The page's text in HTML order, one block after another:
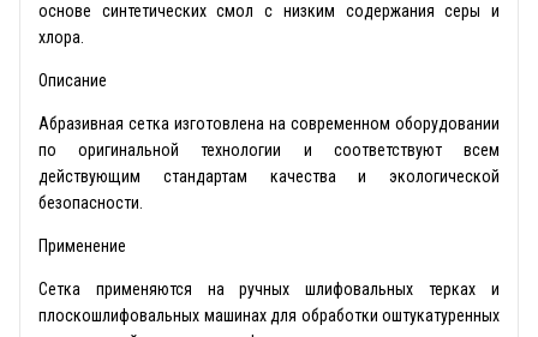
основе синтетических смол с низким содержания серы и
хлора.
Описание
Абразивная сетка изготовлена на современном оборудовании
по оригинальной технологии и соответствуют всем
действующим стандартам качества и экологической
безопасности.
Применение
Сетка применяются на ручных шлифовальных терках и
плоскошлифовальных машинах для обработки оштукатуренных